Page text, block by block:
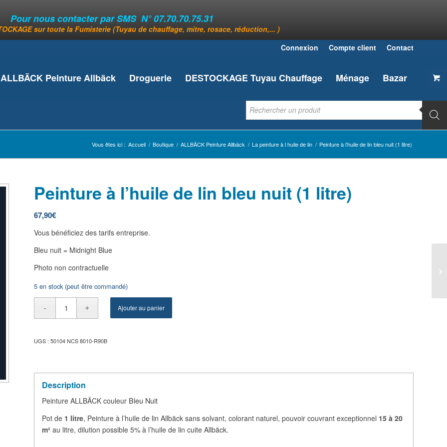
Pour nous contacter par SMS N° 07.70.70.75.31
sur toute la Fumisterie (Tuyau de chauffage, mitre, rosace, réduction,... )
Connexion
Compte client Contact
ALLBÄCK Peinture Allbäck Droguerie DESTOCKAGE Tuyau Chauffage Ménage Bazar
Vous êtes ici : Accueil / Boutique / ALLBÄCK Peinture Allbäck / La peinture à l huile de lin / Peinture à l’huile de lin bleu nuit (1 litre)
Peinture à l’huile de lin bleu nuit (1 litre)
67,90€
Vous bénéficiez des tarifs entreprise.
Bleu nuit = Midnight Blue
Photo non contractuelle
5 en stock (peut être commandé)
Ajouter au panier
UGS :50104 NCS 8010-R90B
Description
Peinture ALLBÄCK couleur Bleu Nuit
Pot de 1 litre, Peinture à l’huile de lin Allbäck sans solvant, colorant naturel, pouvoir couvrant exceptionnel 15 à 20
m² au litre, dilution possible 5% à l’huile de lin cuite Allbäck.